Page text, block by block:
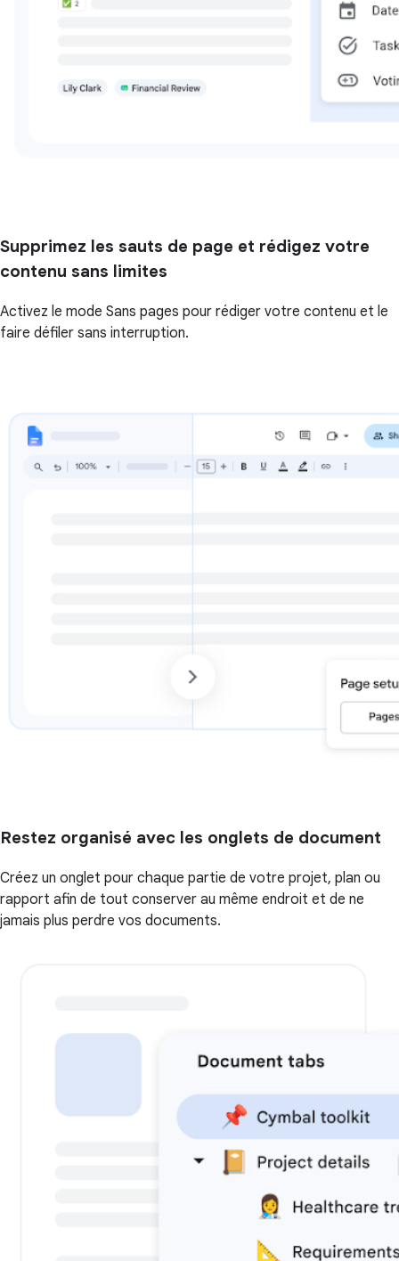
Supprimez les sauts de page et rédigez votre
contenu sans limites
Activez le mode Sans pages pour rédiger votre contenu et le
faire défiler sans interruption.
Restez organisé avec les onglets de document
Créez un onglet pour chaque partie de votre projet, plan ou
rapport afin de tout conserver au même endroit et de ne
jamais plus perdre vos documents.